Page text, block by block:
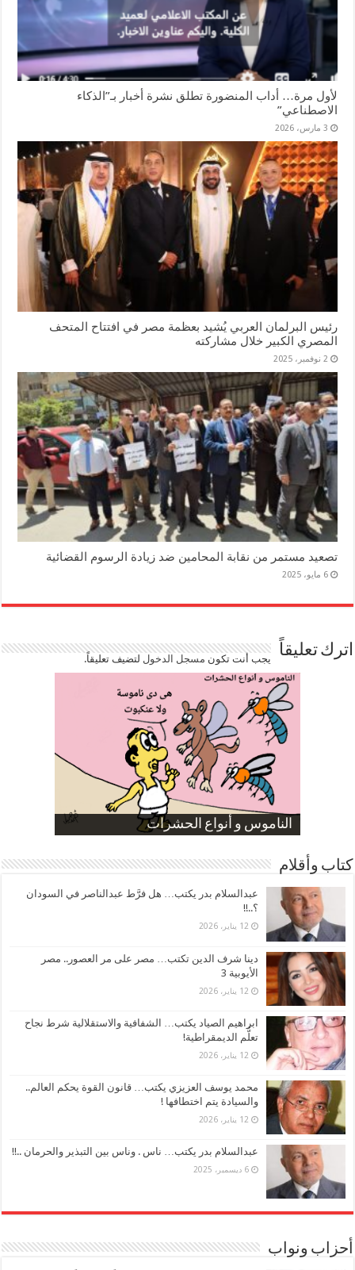
لأول مرة… أداب المنضورة تطلق نشرة أخبار بـ”الذكاء
الاصطناعي”
3 مارس، 2026
رئيس البرلمان العربي يُشيد بعظمة مصر في افتتاح المتحف
المصري الكبير خلال مشاركته
2 نوفمبر، 2025
تصعيد مستمر من نقابة المحامين ضد زيادة الرسوم القضائية
6 مايو، 2025
اترك تعليقاً يجب أنت تكون مسجل الدخوللتضيف تعليقاً.
الناموس و أنواع الحشرات
الموظفين بعد ارتفاع الأسعار
ارتفاع نسبة الطلاق في مصر
صورة كاركاتيرية
صورة كاركاتيرية
كتاب وأقلام
عبدالسلام بدر يكتب… هل فرَّط عبدالناصر في السودان
؟..!!
12 يناير، 2026
دينا شرف الدين تكتب… مصر على مر العصور.. مصر
الأيوبية 3
12 يناير، 2026
ابراهيم الصياد يكتب… الشفافية والاستقلالية شرط نجاح
تعلُّم الديمقراطية!
12 يناير، 2026
محمد يوسف العزيزي يكتب… قانون القوة يحكم العالم..
والسيادة يتم اختطافها !
12 يناير، 2026
عبدالسلام بدر يكتب… ناس . وناس بين التبذير والحرمان ..!!
6 ديسمبر، 2025
أحزاب ونواب